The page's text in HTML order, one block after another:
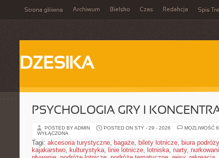
Strona główna Archiwum Bielsko Czas Redakcja Spis
DZESIKA
PSYCHOLOGIA GRY I
POSTED BY ADMIN POSTED ON STY - 29 - 2026
MOŻLIWOŚĆ
WYŁĄCZONA
Tagi: akcesoria turystyczne, bagaże, bilety lotnicze, biura podróży
kajakarstwo, kulturystyka, linie lotnicze, lotniska, narty,